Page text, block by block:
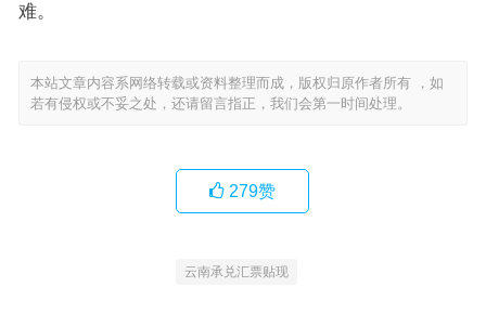
难。
本站文章内容系网络转载或资料整理而成，版权归原作者所有 ，如
若有侵权或不妥之处，还请留言指正，我们会第一时间处理。
279赞
云南承兑汇票贴现